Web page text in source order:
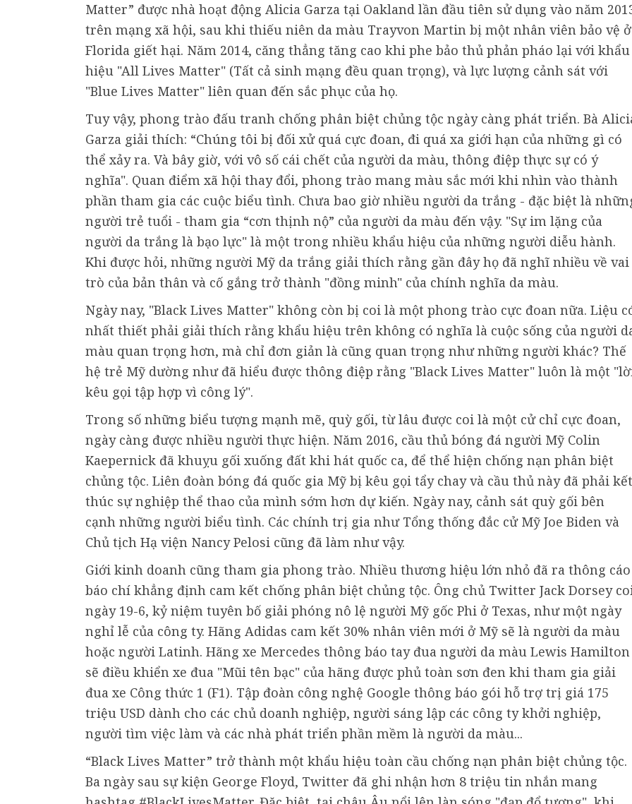
Matter” được nhà hoạt động Alicia Garza tại Oakland lần đầu tiên sử dụng vào năm
trên mạng xã hội, sau khi thiếu niên da màu Trayvon Martin bị một nhân viên bảo vệ ở
Florida giết hại. Năm 2014, căng thẳng tăng cao khi phe bảo thủ phản pháo lại với khẩu
hiệu "All Lives Matter" (Tất cả sinh mạng đều quan trọng), và lực lượng cảnh sát với
"Blue Lives Matter" liên quan đến sắc phục của họ.
Tuy vậy, phong trào đấu tranh chống phân biệt chủng tộc ngày càng phát triển. Bà
Garza giải thích: “Chúng tôi bị đối xử quá cực đoan, đi quá xa giới hạn của những gì có
thể xảy ra. Và bây giờ, với vô số cái chết của người da màu, thông điệp thực sự có ý
nghĩa". Quan điểm xã hội thay đổi, phong trào mang màu sắc mới khi nhìn vào thành
phần tham gia các cuộc biểu tình. Chưa bao giờ nhiều người da trắng - đặc biệt là
người trẻ tuổi - tham gia “cơn thịnh nộ” của người da màu đến vậy. "Sự im lặng của
người da trắng là bạo lực" là một trong nhiều khẩu hiệu của những người diễu hành.
Khi được hỏi, những người Mỹ da trắng giải thích rằng gần đây họ đã nghĩ nhiều về vai
trò của bản thân và cố gắng trở thành "đồng minh" của chính nghĩa da màu.
Ngày nay, "Black Lives Matter" không còn bị coi là một phong trào cực đoan nữa. Liệu
nhất thiết phải giải thích rằng khẩu hiệu trên không có nghĩa là cuộc sống của người
màu quan trọng hơn, mà chỉ đơn giản là cũng quan trọng như những người khác? Thế
hệ trẻ Mỹ dường như đã hiểu được thông điệp rằng "Black Lives Matter" luôn là một
kêu gọi tập hợp vì công lý".
Trong số những biểu tượng mạnh mẽ, quỳ gối, từ lâu được coi là một cử chỉ cực đoan,
ngày càng được nhiều người thực hiện. Năm 2016, cầu thủ bóng đá người Mỹ Colin
Kaepernick đã khuỵu gối xuống đất khi hát quốc ca, để thể hiện chống nạn phân biệt
chủng tộc. Liên đoàn bóng đá quốc gia Mỹ bị kêu gọi tẩy chay và cầu thủ này đã phải kết
thúc sự nghiệp thể thao của mình sớm hơn dự kiến. Ngày nay, cảnh sát quỳ gối bên
cạnh những người biểu tình. Các chính trị gia như Tổng thống đắc cử Mỹ Joe Biden và
Chủ tịch Hạ viện Nancy Pelosi cũng đã làm như vậy.
Giới kinh doanh cũng tham gia phong trào. Nhiều thương hiệu lớn nhỏ đã ra thông cáo
báo chí khẳng định cam kết chống phân biệt chủng tộc. Ông chủ Twitter Jack Dorsey
ngày 19-6, kỷ niệm tuyên bố giải phóng nô lệ người Mỹ gốc Phi ở Texas, như một ngày
nghỉ lễ của công ty. Hãng Adidas cam kết 30% nhân viên mới ở Mỹ sẽ là người da màu
hoặc người Latinh. Hãng xe Mercedes thông báo tay đua người da màu Lewis Hamilton
sẽ điều khiển xe đua "Mũi tên bạc" của hãng được phủ toàn sơn đen khi tham gia giải
đua xe Công thức 1 (F1). Tập đoàn công nghệ Google thông báo gói hỗ trợ trị giá 175
triệu USD dành cho các chủ doanh nghiệp, người sáng lập các công ty khởi nghiệp,
người tìm việc làm và các nhà phát triển phần mềm là người da màu...
“Black Lives Matter” trở thành một khẩu hiệu toàn cầu chống nạn phân biệt chủng tộc.
Ba ngày sau sự kiện George Floyd, Twitter đã ghi nhận hơn 8 triệu tin nhắn mang